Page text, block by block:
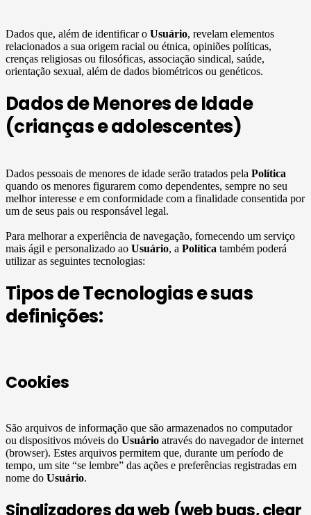
Dados que, além de identificar o Usuário, revelam elementos
relacionados a sua origem racial ou étnica, opiniões políticas,
crenças religiosas ou filosóficas, associação sindical, saúde,
orientação sexual, além de dados biométricos ou genéticos.
Dados de Menores de Idade
(crianças e adolescentes)
Dados pessoais de menores de idade serão tratados pela Política
quando os menores figurarem como dependentes, sempre no seu
melhor interesse e em conformidade com a finalidade consentida por
um de seus pais ou responsável legal.
Para melhorar a experiência de navegação, fornecendo um serviço
mais ágil e personalizado ao Usuário, a Política também poderá
utilizar as seguintes tecnologias:
Tipos de Tecnologias e suas
definições:
Cookies
São arquivos de informação que são armazenados no computador
ou dispositivos móveis do Usuário através do navegador de internet
(browser). Estes arquivos permitem que, durante um período de
tempo, um site “se lembre” das ações e preferências registradas em
nome do Usuário.
Sinalizadores da web (web bugs, clear